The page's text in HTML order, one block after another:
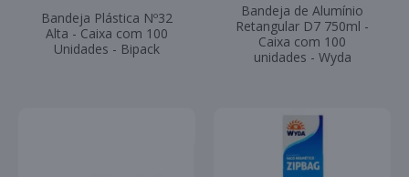
Bandeja Plástica Nº32
Alta - Caixa com 100
Unidades - Bipack
Bandeja de Alumínio
Retangular D7 750ml -
Caixa com 100
unidades - Wyda